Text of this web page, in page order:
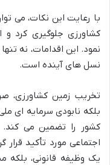
با رعایت این نکات، می
کشاورزی جلوگیری کرد
نمود. این اقدامات، نه
نسل های آینده است.
تخریب زمین کشاورزی،
بلکه نابودی سرمایه ای
کشور را تضمین می کند.
اجتماعی مورد تأکید
یک وظیفه قانونی، بلکه